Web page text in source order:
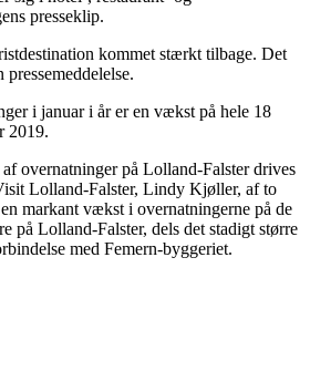
presseklip.
kommet stærkt tilbage. Det
i januar i år er en vækst på hele 18
2019.
overnatninger på Lolland-Falster drives
Lolland-Falster, Lindy Kjøller, af to
markant vækst i overnatningerne på de
på Lolland-Falster, dels det stadigt større
med Femern-byggeriet.